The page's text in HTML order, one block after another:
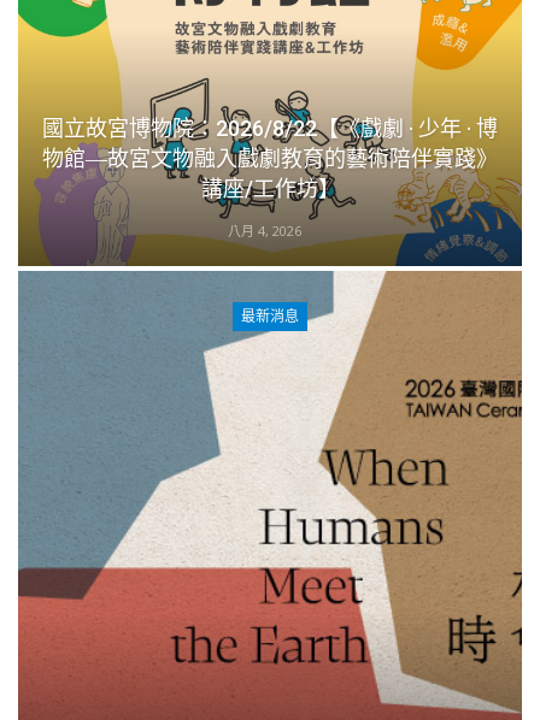
國立故宮博物院：2026/8/22【《戲劇 · 少年 · 博
物館―故宮文物融入戲劇教育的藝術陪伴實踐》
講座/工作坊】
八月 4, 2026
最新消息